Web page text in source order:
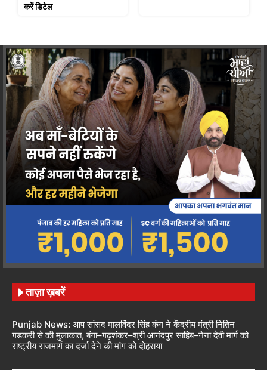
करें डिटेल
ताज़ा ख़बरें
Punjab News: आप सांसद मालविंदर सिंह कंग ने केंद्रीय मंत्री नितिन
गडकरी से की मुलाकात, बंगा–गढ़शंकर–श्री आनंदपुर साहिब–नैना देवी मार्ग को
राष्ट्रीय राजमार्ग का दर्जा देने की मांग को दोहराया